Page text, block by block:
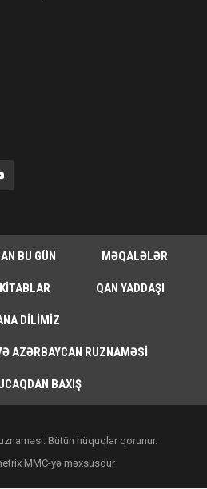
BU GÜN MƏQALƏLƏR
KITABLAR QAN YADDAŞI
DILIMIZ
AZƏRBAYCAN RUZNAMƏSI
BAXIŞ
Bütün hüquqlar qorunur.
MMC-yə məxsusdur